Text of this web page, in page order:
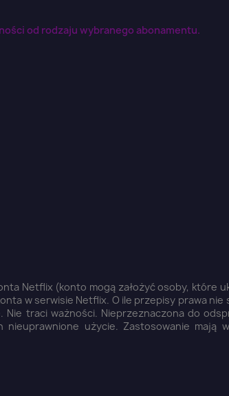
od rodzaju wybranego abonamentu.
Netflix (konto mogą założyć osoby, które
w serwisie Netflix. O ile przepisy prawa nie
traci ważności. Nieprzeznaczona do
użycie. Zastosowanie mają